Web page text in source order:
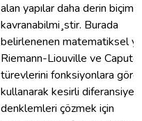
alan yapılar daha derin
kavranabilmi¸stir. Burada
belirlenenen matematiksel
Riemann-Liouville ve Caputo
türevlerini fonksiyonlara göre
kullanarak kesirli diferansiyel
denklemleri çözmek için